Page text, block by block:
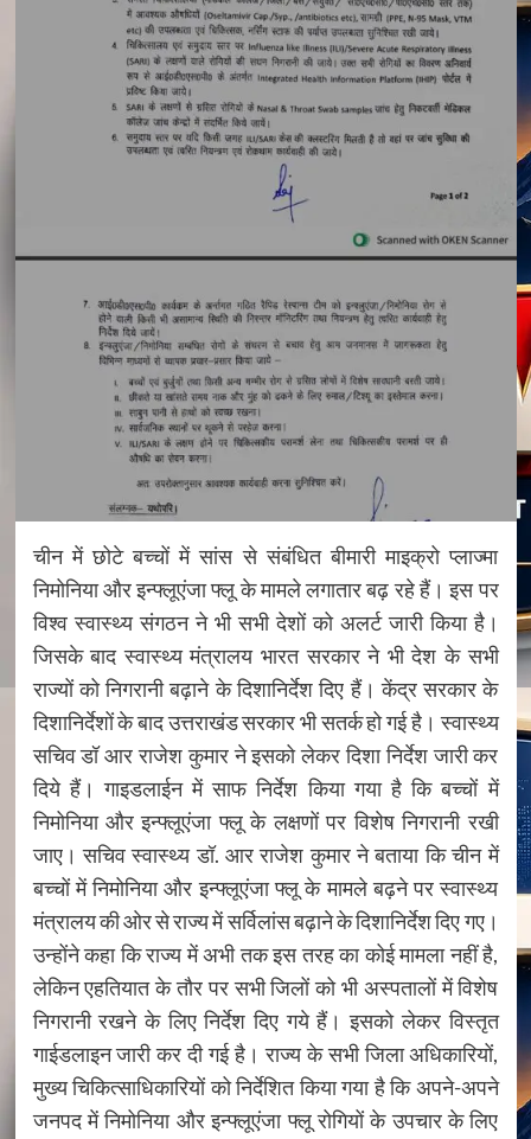
चीन में छोटे बच्चों में सांस से संबंधित बीमारी माइक्रो प्लाज्मा
निमोनिया और इन्फ्लूएंजा फ्लू के मामले लगातार बढ़ रहे हैं। इस पर
विश्व स्वास्थ्य संगठन ने भी सभी देशों को अलर्ट जारी किया है।
जिसके बाद स्वास्थ्य मंत्रालय भारत सरकार ने भी देश के सभी
राज्यों को निगरानी बढ़ाने के दिशानिर्देश दिए हैं। केंद्र सरकार के
दिशानिर्देशों के बाद उत्तराखंड सरकार भी सतर्क हो गई है। स्वास्थ्य
सचिव डॉ आर राजेश कुमार ने इसको लेकर दिशा निर्देश जारी कर
दिये हैं। गाइडलाईन में साफ निर्देश किया गया है कि बच्चों में
निमोनिया और इन्फ्लूएंजा फ्लू के लक्षणों पर विशेष निगरानी रखी
जाए। सचिव स्वास्थ्य डॉ. आर राजेश कुमार ने बताया कि चीन में
बच्चों में निमोनिया और इन्फ्लूएंजा फ्लू के मामले बढ़ने पर स्वास्थ्य
मंत्रालय की ओर से राज्य में सर्विलांस बढ़ाने के दिशानिर्देश दिए गए।
उन्होंने कहा कि राज्य में अभी तक इस तरह का कोई मामला नहीं है,
लेकिन एहतियात के तौर पर सभी जिलों को भी अस्पतालों में विशेष
निगरानी रखने के लिए निर्देश दिए गये हैं। इसको लेकर विस्तृत
गाईडलाइन जारी कर दी गई है। राज्य के सभी जिला अधिकारियों,
मुख्य चिकित्साधिकारियों को निर्देशित किया गया है कि अपने-अपने
जनपद में निमोनिया और इन्फ्लूएंजा फ्लू रोगियों के उपचार के लिए